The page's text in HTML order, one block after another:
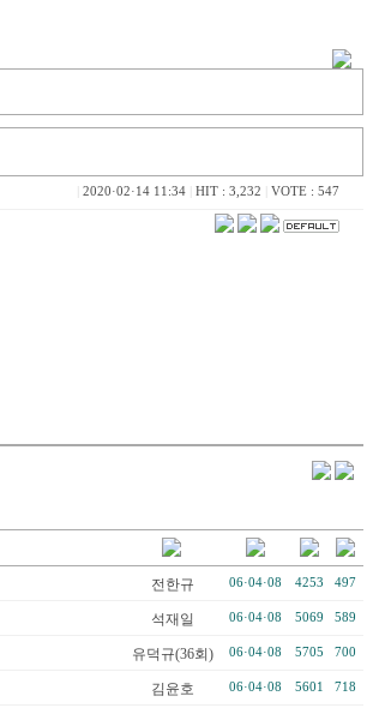
2020·02·14 11:34 HIT : 3,232 VOTE : 547
전한규 06·04·08 4253 497
석재일 06·04·08 5069 589
유덕규(36회) 06·04·08 5705 700
김윤호 06·04·08 5601 718